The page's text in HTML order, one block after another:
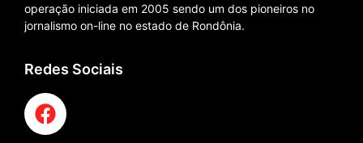
operação iniciada em 2005 sendo um dos pioneiros no
jornalismo on-line no estado de Rondônia.
Redes Sociais